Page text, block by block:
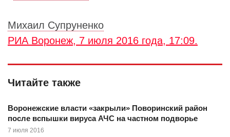
Михаил Супруненко
РИА Воронеж, 7 июля 2016 года, 17:09.
Читайте также
Воронежские власти «закрыли» Поворинский район
после вспышки вируса АЧС на частном подворье
7 июля 2016